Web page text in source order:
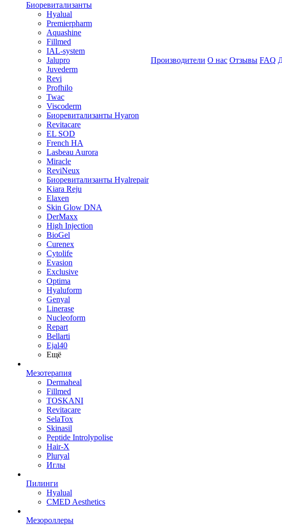
Биоревитализанты
Hyalual
Premierpharm
Aquashine
Fillmed
IAL-system
Jalupro
Juvederm
Revi
Profhilo
Twac
Viscoderm
Биоревитализанты Hyaron
Revitacare
EL SOD
French HA
Lasbeau Aurora
Miracle
ReviNeux
Биоревитализанты Hyalrepair
Kiara Reju
Elaxen
Skin Glow DNA
DerMaxx
High Injection
BioGel
Curenex
Cytolife
Evasion
Exclusive
Optima
Hyaluform
Genyal
Linerase
Nucleoform
Repart
Bellarti
Ejal40
Ещё
Мезотерапия
Dermaheal
Fillmed
TOSKANI
Revitacare
SelaTox
Skinasil
Peptide Introlypolise
Hair-X
Pluryal
Иглы
Пилинги
Hyalual
CMED Aesthetics
Мезороллеры
Производители О нас Отзывы FAQ